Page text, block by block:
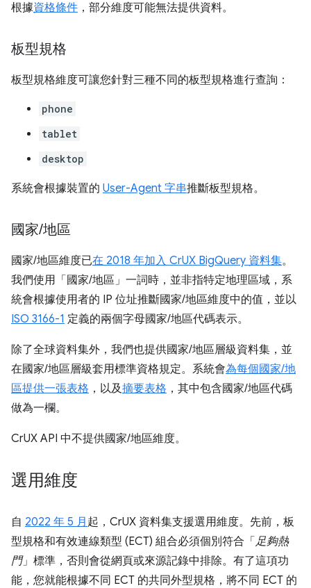
根據資格條件 ，部分維度可能無法提供資料。
板型規格
板型規格維度可讓您針對三種不同的板型規格進行查詢：
phone
tablet
desktop
系統會根據裝置的 User-Agent 字串推斷板型規格。
國家/地區
國家/地區維度已在 2018 年加入 CrUX BigQuery 資料集。
我們使用「國家/地區」一詞時，並非指特定地理區域，系
統會根據使用者的 IP 位址推斷國家/地區維度中的值，並以
ISO 3166-1 定義的兩個字母國家/地區代碼表示。
除了全球資料集外，我們也提供國家/地區層級資料集，並
在國家/地區層級套用標準資格規定。系統會為每個國家/地
區提供一張表格 ，以及摘要表格 ，其中包含國家/地區代碼
做為一欄。
CrUX API 中不提供國家/地區維度。
選用維度
自 2022 年 5 月 起，CrUX 資料集支援選用維度。先前，板
型規格和有效連線類型 (ECT) 組合必須個別符合「 足夠熱
門」標準，否則會從網頁或來源記錄中排除。有了這項功
能，您就能根據不同 ECT 的共同外型規格，將不同 ECT 的